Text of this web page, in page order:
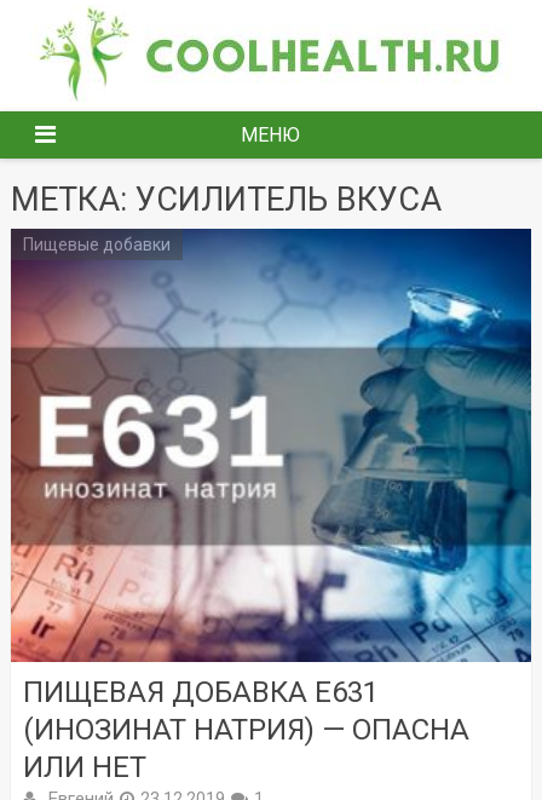
содержимому
МЕНЮ
МЕТКА: УСИЛИТЕЛЬ ВКУСА
Пищевые добавки
ПИЩЕВАЯ ДОБАВКА Е631
(ИНОЗИНАТ НАТРИЯ) — ОПАСНА
ИЛИ НЕТ
Навигация
по
записям